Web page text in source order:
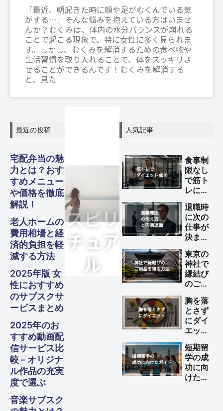
「最近、朝起きた時に顔や足がむくんでいる気
がする…」そんな悩みを抱えている方はいませ
んか？むくみは、体内の水分バランスが崩れる
ことで起こる現象で、特に女性に多く見られま
す。しかし、むくみを解消するための食べ物や
生活習慣を取り入れることで、体をスッキリさ
せることができるんです！むくみを解消する
と、見た
最近の投稿
宅配弁当の魅
力とは？おす
すめメニュー
や価格を徹底
解説！
老人ホームの
費用相場と経
済的負担を軽
減する方法
2025年版 女
性におすすめ
のサブスクサ
ービスまとめ
2025年のお
すすめ動画配
信サービス比
較 – オリジナ
ル作品の充実
度で選ぶ
音楽サブスク
ガジェ
ット
Gadgets
スピリ
チュア
ル
Spiritual
ビジネ
ス
Business
ファイ
ナンス
Finance
メ・フ
ード
Gourmet・
Food
旅行
美容・
健康
Beauty
Other
S
ガジェ
ット
Gadgets
スピリ
チュア
ル
Spiritual
ビジネ
ス
Business
ファイ
ナンス
Finance
メ・フ
ード
Gourmet・
Food
旅行
美容・
健康
Beauty
Other
S
ガジェ
ット
Gadgets
スピリ
チュア
ル
Spiritual
ビジネ
ス
Business
ファイ
ナンス
Finance
メ・フ
ード
Gourmet・
Food
旅行
美容・
健康
Beauty
Other
S
人気記事
食事制
限なし
で筋ト
レによ
エット
を成功
させる
方法
退職時
に次の
仕事が
決まっ
い理由
の伝え
方と円
満退職
のため
のポイ
ント
東京の
神社で
縁結び
のご利
る方法
胸を落
とさず
にダイ
エット
法
短期留
学の成
功に向
けた完